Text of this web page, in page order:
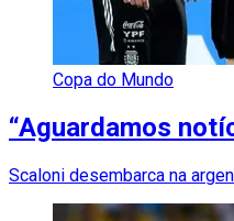
Copa do Mundo
“Aguardamos
Scaloni desembarca na